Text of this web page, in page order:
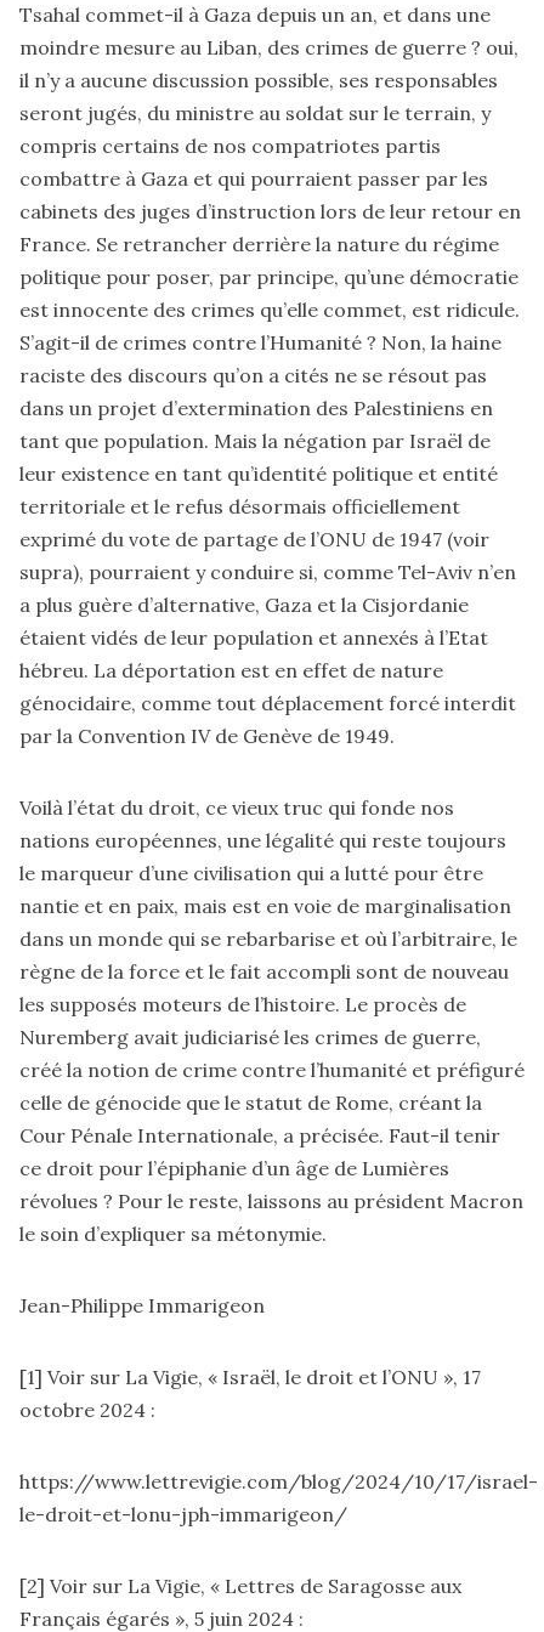
Tsahal commet-il à Gaza depuis un an, et dans une
moindre mesure au Liban, des crimes de guerre ? oui,
il n’y a aucune discussion possible, ses responsables
seront jugés, du ministre au soldat sur le terrain, y
compris certains de nos compatriotes partis
combattre à Gaza et qui pourraient passer par les
cabinets des juges d’instruction lors de leur retour en
France. Se retrancher derrière la nature du régime
politique pour poser, par principe, qu’une démocratie
est innocente des crimes qu’elle commet, est ridicule.
S’agit-il de crimes contre l’Humanité ? Non, la haine
raciste des discours qu’on a cités ne se résout pas
dans un projet d’extermination des Palestiniens en
tant que population. Mais la négation par Israël de
leur existence en tant qu’identité politique et entité
territoriale et le refus désormais officiellement
exprimé du vote de partage de l’ONU de 1947 (voir
supra), pourraient y conduire si, comme Tel-Aviv n’en
a plus guère d’alternative, Gaza et la Cisjordanie
étaient vidés de leur population et annexés à l’Etat
hébreu. La déportation est en effet de nature
génocidaire, comme tout déplacement forcé interdit
par la Convention IV de Genève de 1949.
Voilà l’état du droit, ce vieux truc qui fonde nos
nations européennes, une légalité qui reste toujours
le marqueur d’une civilisation qui a lutté pour être
nantie et en paix, mais est en voie de marginalisation
dans un monde qui se rebarbarise et où l’arbitraire, le
règne de la force et le fait accompli sont de nouveau
les supposés moteurs de l’histoire. Le procès de
Nuremberg avait judiciarisé les crimes de guerre,
créé la notion de crime contre l’humanité et préfiguré
celle de génocide que le statut de Rome, créant la
Cour Pénale Internationale, a précisée. Faut-il tenir
ce droit pour l’épiphanie d’un âge de Lumières
révolues ? Pour le reste, laissons au président Macron
le soin d’expliquer sa métonymie.
Jean-Philippe Immarigeon
[1] Voir sur La Vigie, « Israël, le droit et l’ONU », 17
octobre 2024 :
https://www.lettrevigie.com/blog/2024/10/17/israel-
le-droit-et-lonu-jph-immarigeon/
[2] Voir sur La Vigie, « Lettres de Saragosse aux
Français égarés », 5 juin 2024 :